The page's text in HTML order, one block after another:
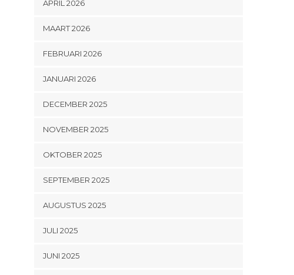
APRIL 2026
MAART 2026
FEBRUARI 2026
JANUARI 2026
DECEMBER 2025
NOVEMBER 2025
OKTOBER 2025
SEPTEMBER 2025
AUGUSTUS 2025
JULI 2025
JUNI 2025